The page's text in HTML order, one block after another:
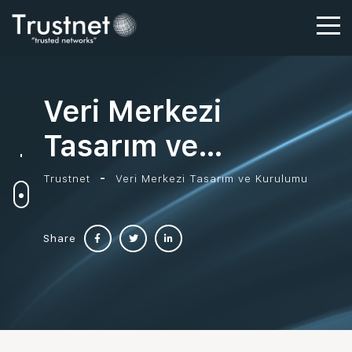
Veri Merkezi
Tasarım ve
Kurulumu
Trustnet Veri Merkezi Tasarım ve Kurulumu
Share